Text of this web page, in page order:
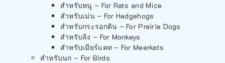
สำหรับหนู – For Rats and Mice
สำหรับเม่น – For Hedgehogs
สำหรับกระรอกดิน – For Prairie Dogs
สำหรับลิง – For Monkeys
สำหรับเมียร์แคท – For Meerkats
สำหรับนก – For Birds